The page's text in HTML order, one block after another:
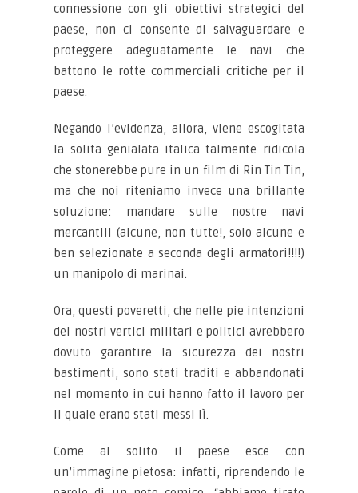
connessione con gli obiettivi strategici del
paese, non ci consente di salvaguardare e
proteggere adeguatamente le navi che
battono le rotte commerciali critiche per il
paese.
Negando l’evidenza, allora, viene escogitata
la solita genialata italica talmente ridicola
che stonerebbe pure in un film di Rin Tin Tin,
ma che noi riteniamo invece una brillante
soluzione: mandare sulle nostre navi
mercantili (alcune, non tutte!, solo alcune e
ben selezionate a seconda degli armatori!!!!)
un manipolo di marinai.
Ora, questi poveretti, che nelle pie intenzioni
dei nostri vertici militari e politici avrebbero
dovuto garantire la sicurezza dei nostri
bastimenti, sono stati traditi e abbandonati
nel momento in cui hanno fatto il lavoro per
il quale erano stati messi lì.
Come al solito il paese esce con
un’immagine pietosa: infatti, riprendendo le